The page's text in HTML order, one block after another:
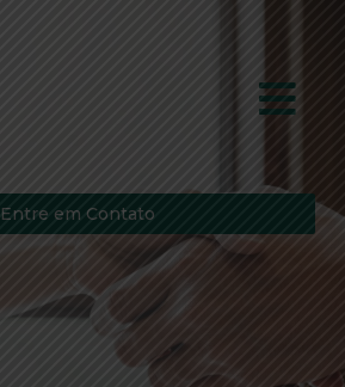
Entre em Contato